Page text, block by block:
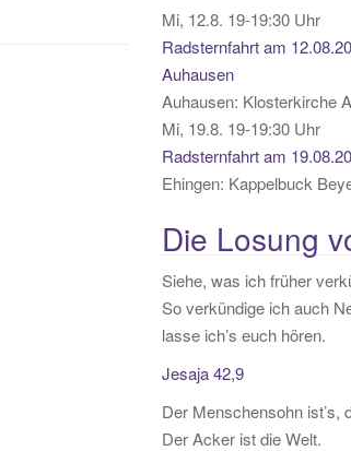
Mi, 12.8. 19-19:30 Uhr
Radsternfahrt am
Auhausen
Auhausen: Klosterkirche
Mi, 19.8. 19-19:30 Uhr
Radsternfahrt am
Ehingen: Kappelbuck
Die Losung
Siehe, was ich früher
So verkündige ich auch
lasse ich’s euch hören.
Jesaja 42,9
Der Menschensohn ist’s,
Der Acker ist die Welt.